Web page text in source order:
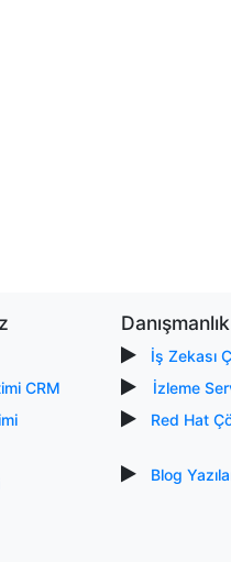
CRM
İş Zekası
İzleme
Red Hat
Blog